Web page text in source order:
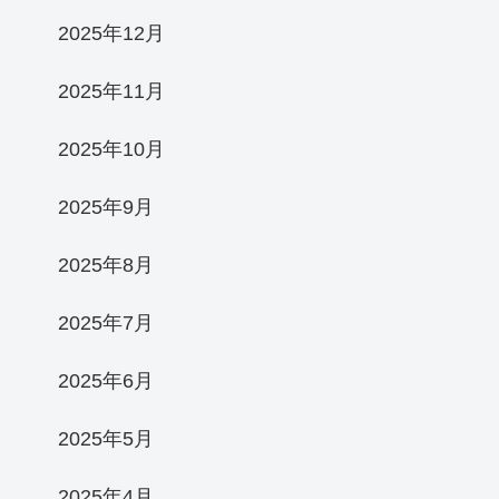
2025年12月
2025年11月
2025年10月
2025年9月
2025年8月
2025年7月
2025年6月
2025年5月